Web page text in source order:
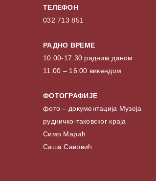
ТЕЛЕФОН
032 713 851
РАДНО ВРЕМЕ
10.00-17.30 радним даном
11:00 – 16:00 викендом
ФОТОГРАФИЈЕ
фото – документација Музеја
рудничко-таковског краја
Симо Марић
Саша Савовић